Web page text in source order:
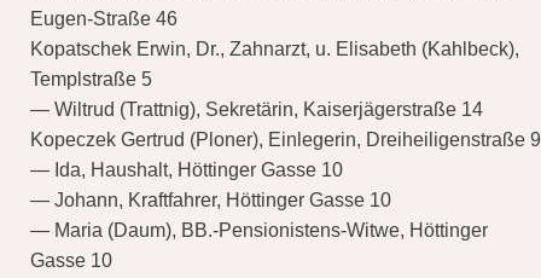
Eugen-Straße 46
Kopatschek Erwin, Dr., Zahnarzt, u. Elisabeth (Kahlbeck),
Templstraße 5
— Wiltrud (Trattnig), Sekretärin, Kaiserjägerstraße 14
Kopeczek Gertrud (Ploner), Einlegerin, Dreiheiligenstraße 9
— Ida, Haushalt, Höttinger Gasse 10
— Johann, Kraftfahrer, Höttinger Gasse 10
— Maria (Daum), BB.-Pensionistens-Witwe, Höttinger
Gasse 10